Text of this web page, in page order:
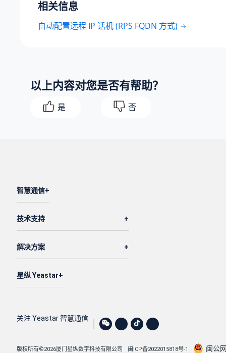
相关信息
自动配置远程 IP 话机 (RPS FQDN 方式)
以上内容对您是否有帮助？
是 否
智慧通信
技术支持
解决方案
星纵 Yeastar
关注 Yeastar 智慧通信
版权所有©2026厦门星纵数字科技有限公司 闽ICP备2022015818号-1 闽公